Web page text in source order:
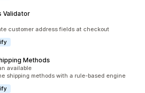
Validator
customer address fields at checkout
Methods
available
shipping methods with a rule-based engine